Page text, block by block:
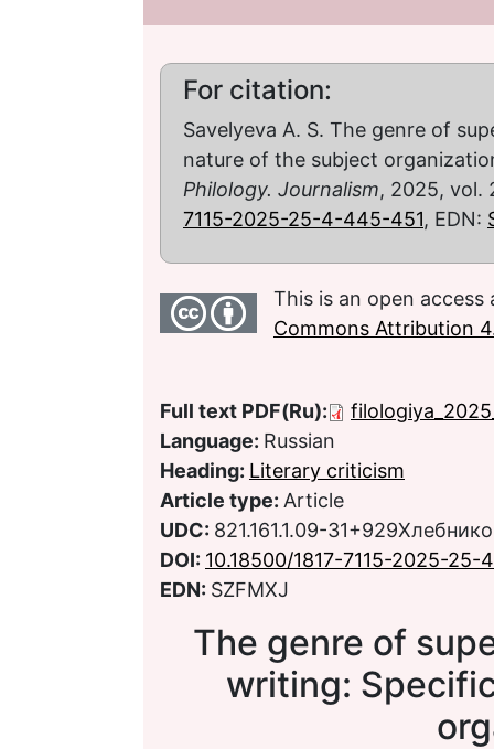
For citation:
Savelyeva A. S. The genre of
nature of the subject
Philology. Journalism, 2025, vol.
7115-2025-25-4-445-451, EDN:
This is an open
Commons Attribution
Full text PDF(Ru):
Language: Russian
Heading: Literary criticism
Article type: Article
UDC: 821.161.1.09-
DOI: 10.18500/1817-7115-2025-
EDN: SZFMXJ
The genre of
writing: